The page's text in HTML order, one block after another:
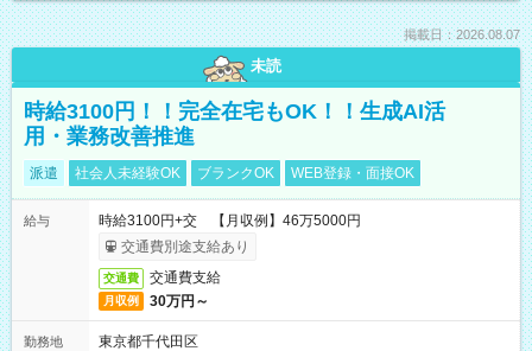
掲載日：2026.08.07
未読
時給3100円！！完全在宅もOK！！生成AI活
用・業務改善推進
派遣 社会人未経験OK ブランクOK WEB登録・面接OK
給与
時給3100円+交 【月収例】46万5000円
交通費別途支給あり
交通費 交通費支給
月収例 30万円～
勤務地
東京都千代田区